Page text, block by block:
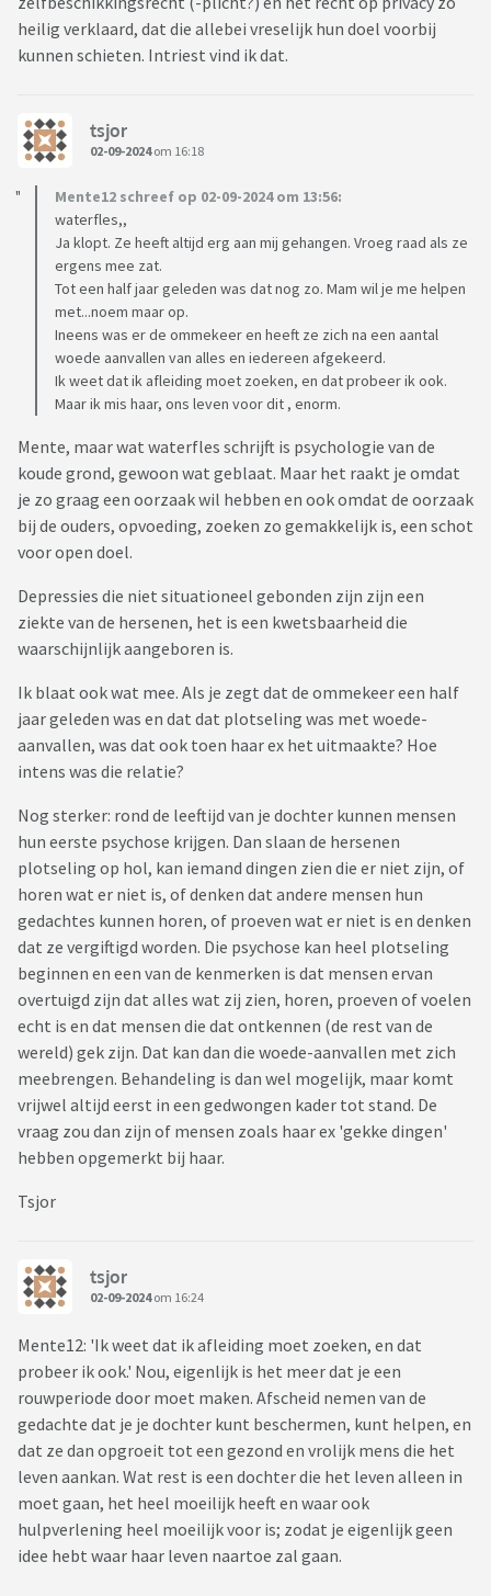
heilig verklaard, dat die allebei vreselijk hun doel voorbij
kunnen schieten. Intriest vind ik dat.
tsjor
02-09-2024om 16:18
Mente12 schreef op 02-09-2024 om 13:56:
waterfles,,
Ja klopt. Ze heeft altijd erg aan mij gehangen. Vroeg raad als ze
ergens mee zat.
Tot een half jaar geleden was dat nog zo. Mam wil je me helpen
met...noem maar op.
Ineens was er de ommekeer en heeft ze zich na een aantal
woede aanvallen van alles en iedereen afgekeerd.
Ik weet dat ik afleiding moet zoeken, en dat probeer ik ook.
Maar ik mis haar, ons leven voor dit , enorm.
Mente, maar wat waterfles schrijft is psychologie van de
koude grond, gewoon wat geblaat. Maar het raakt je omdat
je zo graag een oorzaak wil hebben en ook omdat de oorzaak
bij de ouders, opvoeding, zoeken zo gemakkelijk is, een schot
voor open doel.
Depressies die niet situationeel gebonden zijn zijn een
ziekte van de hersenen, het is een kwetsbaarheid die
waarschijnlijk aangeboren is.
Ik blaat ook wat mee. Als je zegt dat de ommekeer een half
jaar geleden was en dat dat plotseling was met woede-
aanvallen, was dat ook toen haar ex het uitmaakte? Hoe
intens was die relatie?
Nog sterker: rond de leeftijd van je dochter kunnen mensen
hun eerste psychose krijgen. Dan slaan de hersenen
plotseling op hol, kan iemand dingen zien die er niet zijn, of
horen wat er niet is, of denken dat andere mensen hun
gedachtes kunnen horen, of proeven wat er niet is en denken
dat ze vergiftigd worden. Die psychose kan heel plotseling
beginnen en een van de kenmerken is dat mensen ervan
overtuigd zijn dat alles wat zij zien, horen, proeven of voelen
echt is en dat mensen die dat ontkennen (de rest van de
wereld) gek zijn. Dat kan dan die woede-aanvallen met zich
meebrengen. Behandeling is dan wel mogelijk, maar komt
vrijwel altijd eerst in een gedwongen kader tot stand. De
vraag zou dan zijn of mensen zoals haar ex 'gekke dingen'
hebben opgemerkt bij haar.
Tsjor
tsjor
02-09-2024om 16:24
Mente12: 'Ik weet dat ik afleiding moet zoeken, en dat
probeer ik ook.' Nou, eigenlijk is het meer dat je een
rouwperiode door moet maken. Afscheid nemen van de
gedachte dat je je dochter kunt beschermen, kunt helpen, en
dat ze dan opgroeit tot een gezond en vrolijk mens die het
leven aankan. Wat rest is een dochter die het leven alleen in
moet gaan, het heel moeilijk heeft en waar ook
hulpverlening heel moeilijk voor is; zodat je eigenlijk geen
idee hebt waar haar leven naartoe zal gaan.